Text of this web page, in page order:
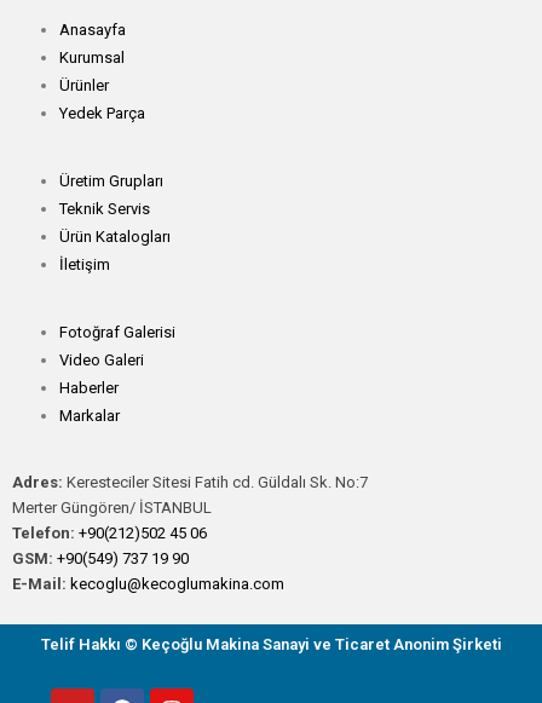
Anasayfa
Kurumsal
Ürünler
Yedek Parça
Üretim Grupları
Teknik Servis
Ürün Katalogları
İletişim
Fotoğraf Galerisi
Video Galeri
Haberler
Markalar
Adres: Keresteciler Sitesi Fatih cd. Güldalı Sk. No:7
Merter Güngören/ İSTANBUL
Telefon: +90(212)502 45 06
GSM: +90(549) 737 19 90
E-Mail: kecoglu@kecoglumakina.com
Telif Hakkı © Keçoğlu Makina Sanayi ve Ticaret Anonim Şirketi